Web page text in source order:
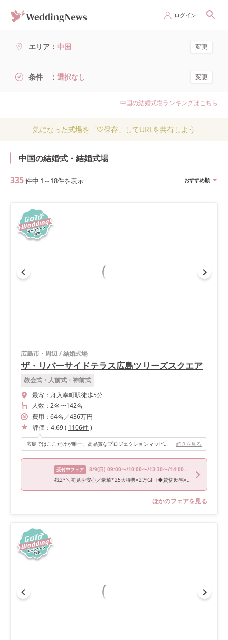
ログイン
エリア 中国 変更
条件 選択なし 変更
中国の結婚式場ランキングはこちら
気になった式場を「♡保存」してURLを共有しよう
中国の結婚式・結婚式場
335件中 1 ～ 18件を表示 おすすめ順
広島市・周辺/結婚式場
ザ・リバーサイドテラス広島ツリーズスクエア
教会式・人前式・神前式
最寄： 舟入幸町駅徒歩5分
人数： 2名〜142名
費用： 64名 ／436万円
評価： 4.69( 1106件)
広島ではここだけが唯一、高品質なプロジェクションマッピングを実現できます！ また、高砂やゲストテーブルを、すべて自分好みに装飾できるところもポイントです。 続きを見る
受付中フェア 8/9(日) 09:00〜/10:00〜/13:30〜/14:00〜/17:00〜
残2*＼初見学安心／豪華*25大特典×2万GIFT◆貸切邸宅×とろける和牛試食
ほかのフェアを見る